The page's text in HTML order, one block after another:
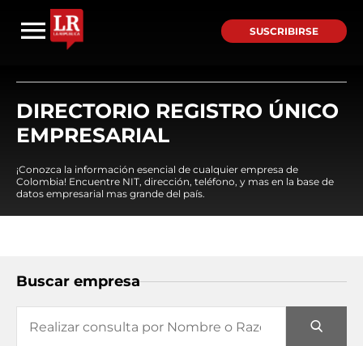
SUSCRIBIRSE
DIRECTORIO REGISTRO ÚNICO
EMPRESARIAL
¡Conozca la información esencial de cualquier empresa de
Colombia! Encuentre NIT, dirección, teléfono, y mas en la base de
datos empresarial mas grande del país.
Buscar empresa